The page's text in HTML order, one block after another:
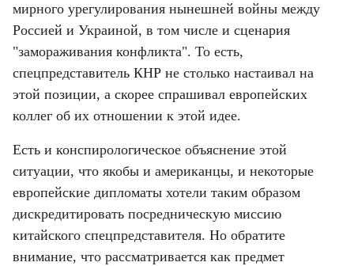
мирного урегулирования нынешней войны между
Россией и Украиной, в том числе и сценария
"замораживания конфликта". То есть,
спецпредставитель КНР не столько настаивал на
этой позиции, а скорее спрашивал европейских
коллег об их отношении к этой идее.
Есть и конспирологическое объяснение этой
ситуации, что якобы и американцы, и некоторые
европейские дипломаты хотели таким образом
дискредитировать посредническую миссию
китайского спецпредставителя. Но обратите
внимание, что рассматривается как предмет